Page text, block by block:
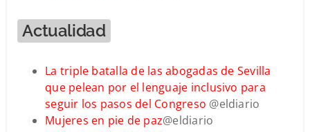
Actualidad
La triple batalla de las abogadas de Sevilla
que pelean por el lenguaje inclusivo para
seguir los pasos del Congreso @eldiario
Mujeres en pie de paz@eldiario